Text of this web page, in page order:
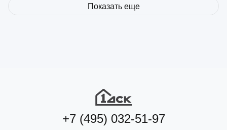
Показать еще
+7 (495) 032-51-97